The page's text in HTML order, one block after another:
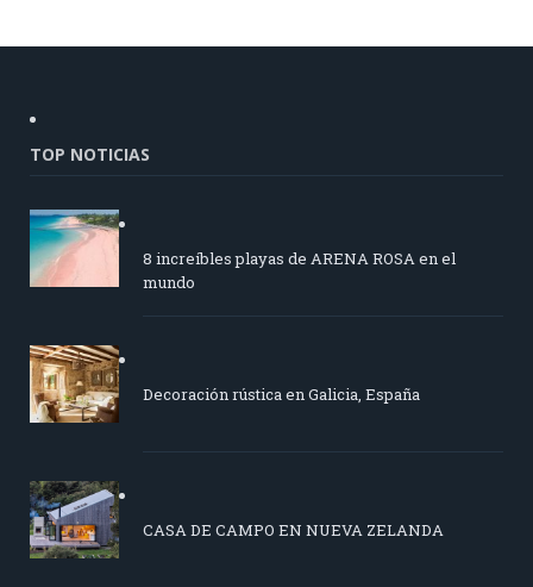
TOP NOTICIAS
8 increíbles playas de ARENA ROSA en el
mundo
Decoración rústica en Galicia, España
CASA DE CAMPO EN NUEVA ZELANDA